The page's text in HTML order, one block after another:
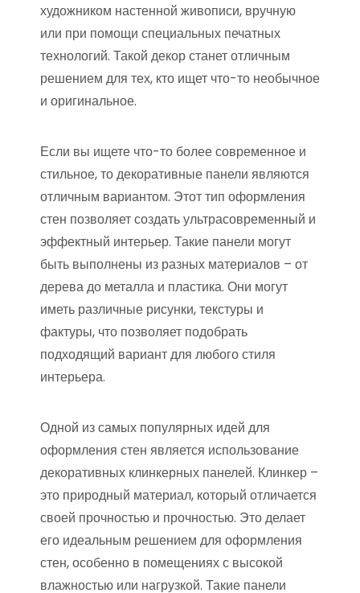
художником настенной живописи, вручную
или при помощи специальных печатных
технологий. Такой декор станет отличным
решением для тех, кто ищет что-то необычное
и оригинальное.
Если вы ищете что-то более современное и
стильное, то декоративные панели являются
отличным вариантом. Этот тип оформления
стен позволяет создать ультрасовременный и
эффектный интерьер. Такие панели могут
быть выполнены из разных материалов – от
дерева до металла и пластика. Они могут
иметь различные рисунки, текстуры и
фактуры, что позволяет подобрать
подходящий вариант для любого стиля
интерьера.
Одной из самых популярных идей для
оформления стен является использование
декоративных клинкерных панелей. Клинкер –
это природный материал, который отличается
своей прочностью и прочностью. Это делает
его идеальным решением для оформления
стен, особенно в помещениях с высокой
влажностью или нагрузкой. Такие панели